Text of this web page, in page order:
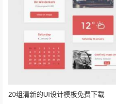
20组清新的UI设计模板免费下载